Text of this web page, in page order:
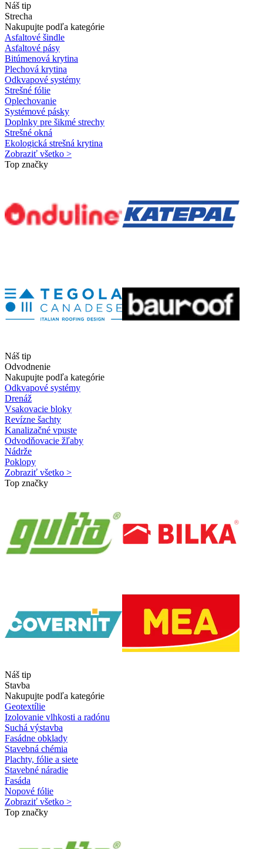
Náš tip
Strecha
Nakupujte podľa kategórie
Asfaltové šindle
Asfaltové pásy
Bitúmenová krytina
Plechová krytina
Odkvapové systémy
Strešné fólie
Oplechovanie
Systémové pásky
Doplnky pre šikmé strechy
Strešné okná
Ekologická strešná krytina
Zobraziť všetko >
Top značky
Náš tip
Odvodnenie
Nakupujte podľa kategórie
Odkvapové systémy
Drenáž
Vsakovacie bloky
Revízne šachty
Kanalizačné vpuste
Odvodňovacie žľaby
Nádrže
Poklopy
Zobraziť všetko >
Top značky
Náš tip
Stavba
Nakupujte podľa kategórie
Geotextílie
Izolovanie vlhkosti a radónu
Suchá výstavba
Fasádne obklady
Stavebná chémia
Plachty, fólie a siete
Stavebné náradie
Fasáda
Nopové fólie
Zobraziť všetko >
Top značky